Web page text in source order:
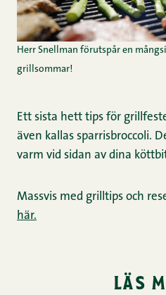
Herr Snellman förutspår en
grillsommar!
Ett sista hett tips för
även kallas sparrisbroccoli.
varm vid sidan av dina
Massvis med grilltips och
här.
läs